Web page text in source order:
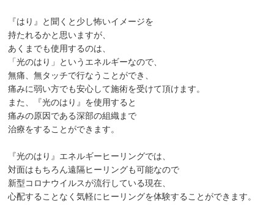
『はり』と聞くと少し怖いイメージを
持たれるかと思いますが、
あくまでも使用するのは、
「光のはり」というエネルギーなので、
無痛、無タッチで行なうことができ、
痛みに弱い方でも安心して施術を受けて頂けます。
また、『光のはり』を使用すると
痛みの原因である深部の組織まで
治療をすることができます。
『光のはり』エネルギーヒーリングでは、
対面はもちろん遠隔ヒーリングも可能なので
新型コロナウイルスが流行している現在、
心配することなく気軽にヒーリングを体験することができます。